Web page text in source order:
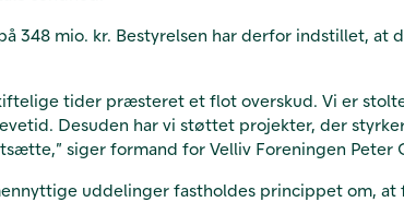
348 mio. kr. Bestyrelsen har derfor indstillet,
tider præsteret et flot overskud. Vi er
Desuden har vi støttet projekter, der
siger formand for Velliv Foreningen Peter
uddelinger fastholdes princippet om,